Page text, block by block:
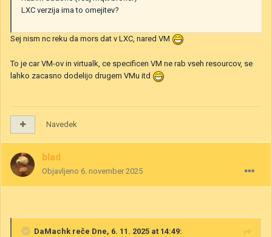
LXC verzija ima to omejitev?
Sej nism nc reku da mors dat v LXC, nared VM
To je car VM-ov in virtualk, ce specificen VM ne rab vseh resourcov, se
lahko zacasno dodelijo drugem VMu itd
Navedek
blad
Objavljeno 6. november 2025
DaMachk reče Dne, 6. 11. 2025 at 14:49: